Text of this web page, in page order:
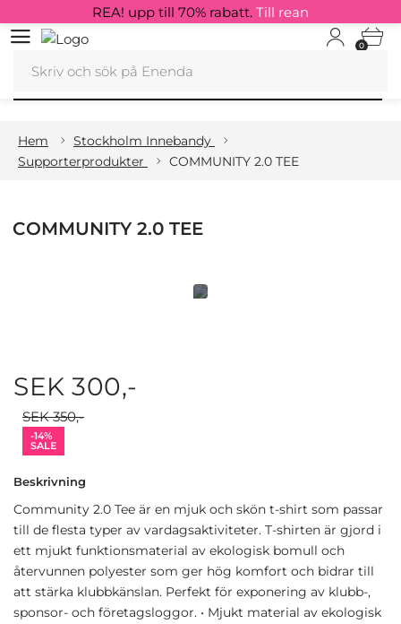
0
REA! upp till 70% rabatt. Till rean
Hem
Stockholm Innebandy
Supporterprodukter
COMMUNITY 2.0 TEE
COMMUNITY 2.0 TEE
SEK 300,-
SEK 350,-
-14%
SALE
Beskrivning
Community 2.0 Tee är en mjuk och skön t-shirt som passar
till de flesta typer av vardagsaktiviteter. T-shirten är gjord i
ett mjukt funktionsmaterial av ekologisk bomull och
återvunnen polyester som ger hög komfort och bidrar till
att stärka klubbkänslan. Perfekt för exponering av klubb-,
sponsor- och företagsloggor. • Mjukt material av ekologisk